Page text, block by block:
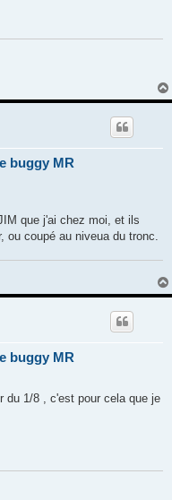
buggy MR
que j'ai chez moi, et ils
coupé au niveua du tronc.
buggy MR
du 1/8 , c'est pour cela que je